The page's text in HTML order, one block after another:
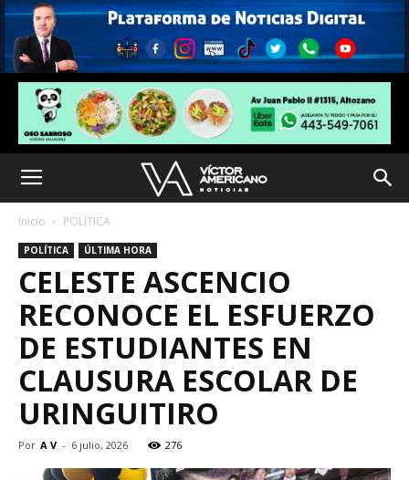
Inicio POLÍTICA
POLÍTICA ÚLTIMA HORA
CELESTE ASCENCIO
RECONOCE EL ESFUERZO
DE ESTUDIANTES EN
CLAUSURA ESCOLAR DE
URINGUITIRO
Por A V - 6 julio, 2026 276